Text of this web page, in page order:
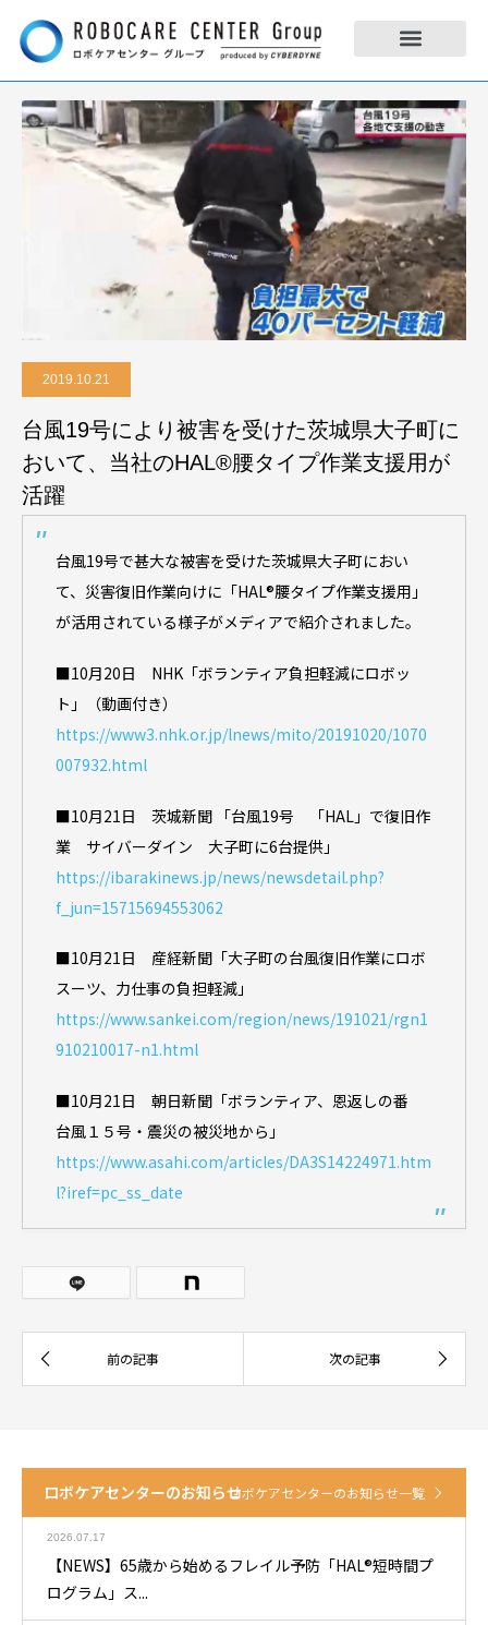
2019.10.21
台風19号により被害を受けた茨城県大子町に
おいて、当社のHAL®︎腰タイプ作業支援用が
活躍
台風19号で甚大な被害を受けた茨城県大子町におい
て、災害復旧作業向けに「HAL®︎腰タイプ作業支援用」
が活用されている様子がメディアで紹介されました。
■10月20日 NHK「ボランティア負担軽減にロボッ
ト」（動画付き）
https://www3.nhk.or.jp/lnews/mito/20191020/1070
007932.html
■10月21日 茨城新聞 「台風19号 「HAL」で復旧作
業 サイバーダイン 大子町に6台提供」
https://ibarakinews.jp/news/newsdetail.php?
f_jun=15715694553062
■10月21日 産経新聞「大子町の台風復旧作業にロボ
スーツ、力仕事の負担軽減」
https://www.sankei.com/region/news/191021/rgn1
910210017-n1.html
■10月21日 朝日新聞「ボランティア、恩返しの番
台風１５号・震災の被災地から」
https://www.asahi.com/articles/DA3S14224971.htm
l?iref=pc_ss_date
ロボケアセンターのお知らせロボケアセンターのお知らせ一覧
2026.07.17
【NEWS】65歳から始めるフレイル予防「HAL®短時間プ
ログラム」ス...